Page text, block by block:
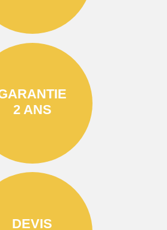
2 ANS
DEVIS